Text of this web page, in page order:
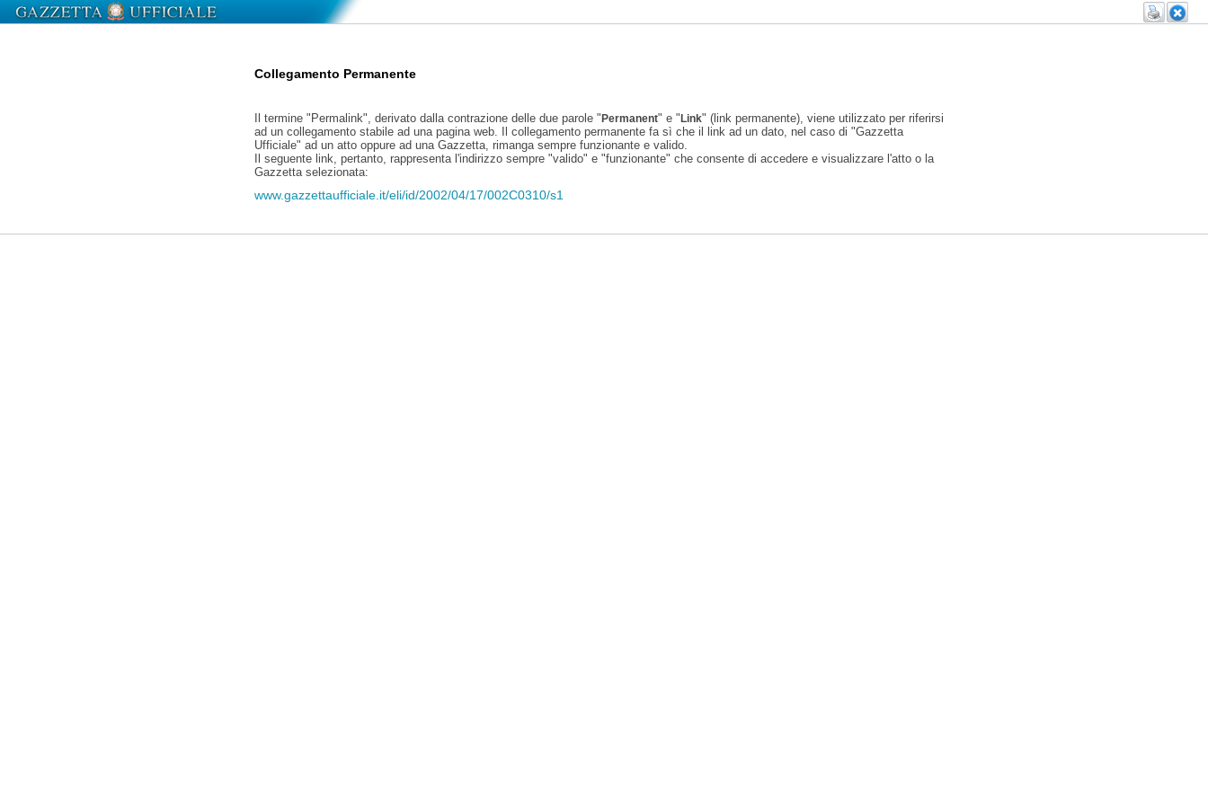
Collegamento Permanente
Il termine "Permalink", derivato dalla contrazione delle due parole "Permanent" e "Link" (link permanente), viene utilizzato per riferirsi
ad un collegamento stabile ad una pagina web. Il collegamento permanente fa sì che il link ad un dato, nel caso di "Gazzetta
Ufficiale" ad un atto oppure ad una Gazzetta, rimanga sempre funzionante e valido.
Il seguente link, pertanto, rappresenta l'indirizzo sempre "valido" e "funzionante" che consente di accedere e visualizzare l'atto o la
Gazzetta selezionata:
www.gazzettaufficiale.it/eli/id/2002/04/17/002C0310/s1